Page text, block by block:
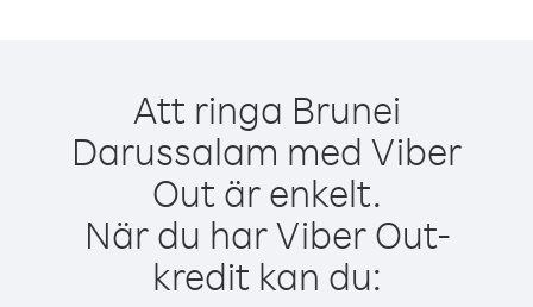
Att ringa Brunei
Darussalam med Viber
Out är enkelt.
När du har Viber Out-
kredit kan du: